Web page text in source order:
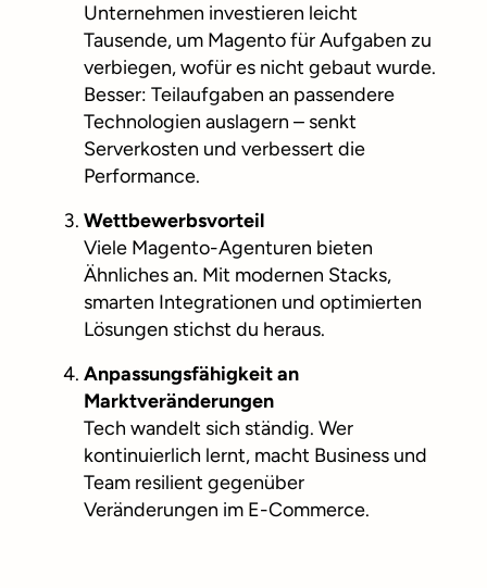
Unternehmen investieren leicht
Tausende, um Magento für Aufgaben zu
verbiegen, wofür es nicht gebaut wurde.
Besser: Teilaufgaben an passendere
Technologien auslagern – senkt
Serverkosten und verbessert die
Performance.
Wettbewerbsvorteil
Viele Magento-Agenturen bieten
Ähnliches an. Mit modernen Stacks,
smarten Integrationen und optimierten
Lösungen stichst du heraus.
Anpassungsfähigkeit an
Marktveränderungen
Tech wandelt sich ständig. Wer
kontinuierlich lernt, macht Business und
Team resilient gegenüber
Veränderungen im E-Commerce.